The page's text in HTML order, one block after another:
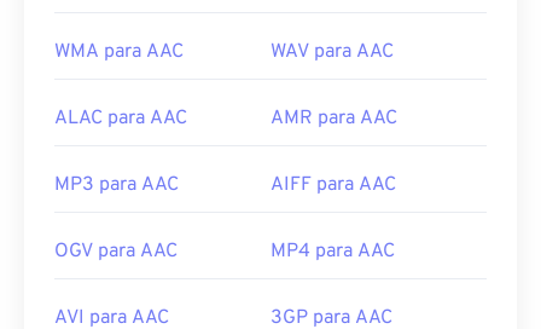
WMA para AAC WAV para AAC
ALAC para AAC AMR para AAC
MP3 para AAC AIFF para AAC
OGV para AAC MP4 para AAC
AVI para AAC 3GP para AAC